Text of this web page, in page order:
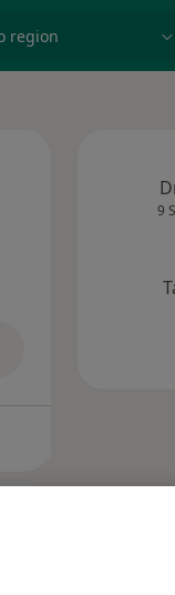
region
9